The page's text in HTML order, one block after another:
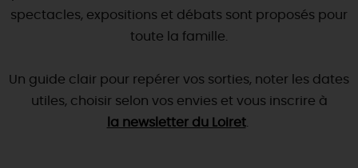
spectacles, expositions et débats sont proposés pour
toute la famille.
Un guide clair pour repérer vos sorties, noter les dates
utiles, choisir selon vos envies et vous inscrire à
la newsletter du Loiret.